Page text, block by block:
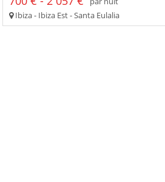
Ibiza - Ibiza Est - Santa Eulalia